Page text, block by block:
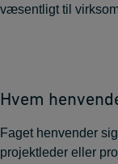
væsentligt til
Hvem
Faget henvender
projektleder eller